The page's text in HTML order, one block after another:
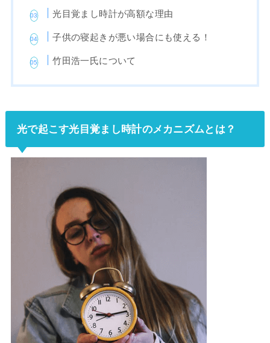
光目覚まし時計が高額な理由
子供の寝起きが悪い場合にも使える！
竹田浩一氏について
光で起こす光目覚まし時計のメカニズムとは？